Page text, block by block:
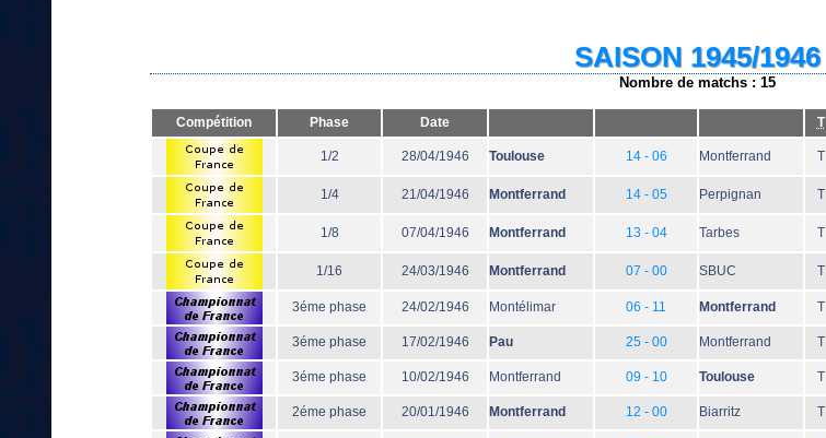
SAISON 1945/1946
Nombre de matchs : 15
Compétition Phase Date T
1/2 28/04/1946 Toulouse 14 - 06 Montferrand T
1/4 21/04/1946 Montferrand 14 - 05 Perpignan T
1/8 07/04/1946 Montferrand 13 - 04 Tarbes T
1/16 24/03/1946 Montferrand 07 - 00 SBUC T
3éme phase 24/02/1946 Montélimar 06 - 11 Montferrand T
3éme phase 17/02/1946 Pau 25 - 00 Montferrand T
3éme phase 10/02/1946 Montferrand 09 - 10 Toulouse T
2éme phase 20/01/1946 Montferrand 12 - 00 Biarritz T